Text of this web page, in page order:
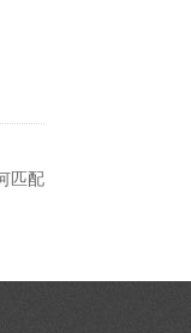
匹配